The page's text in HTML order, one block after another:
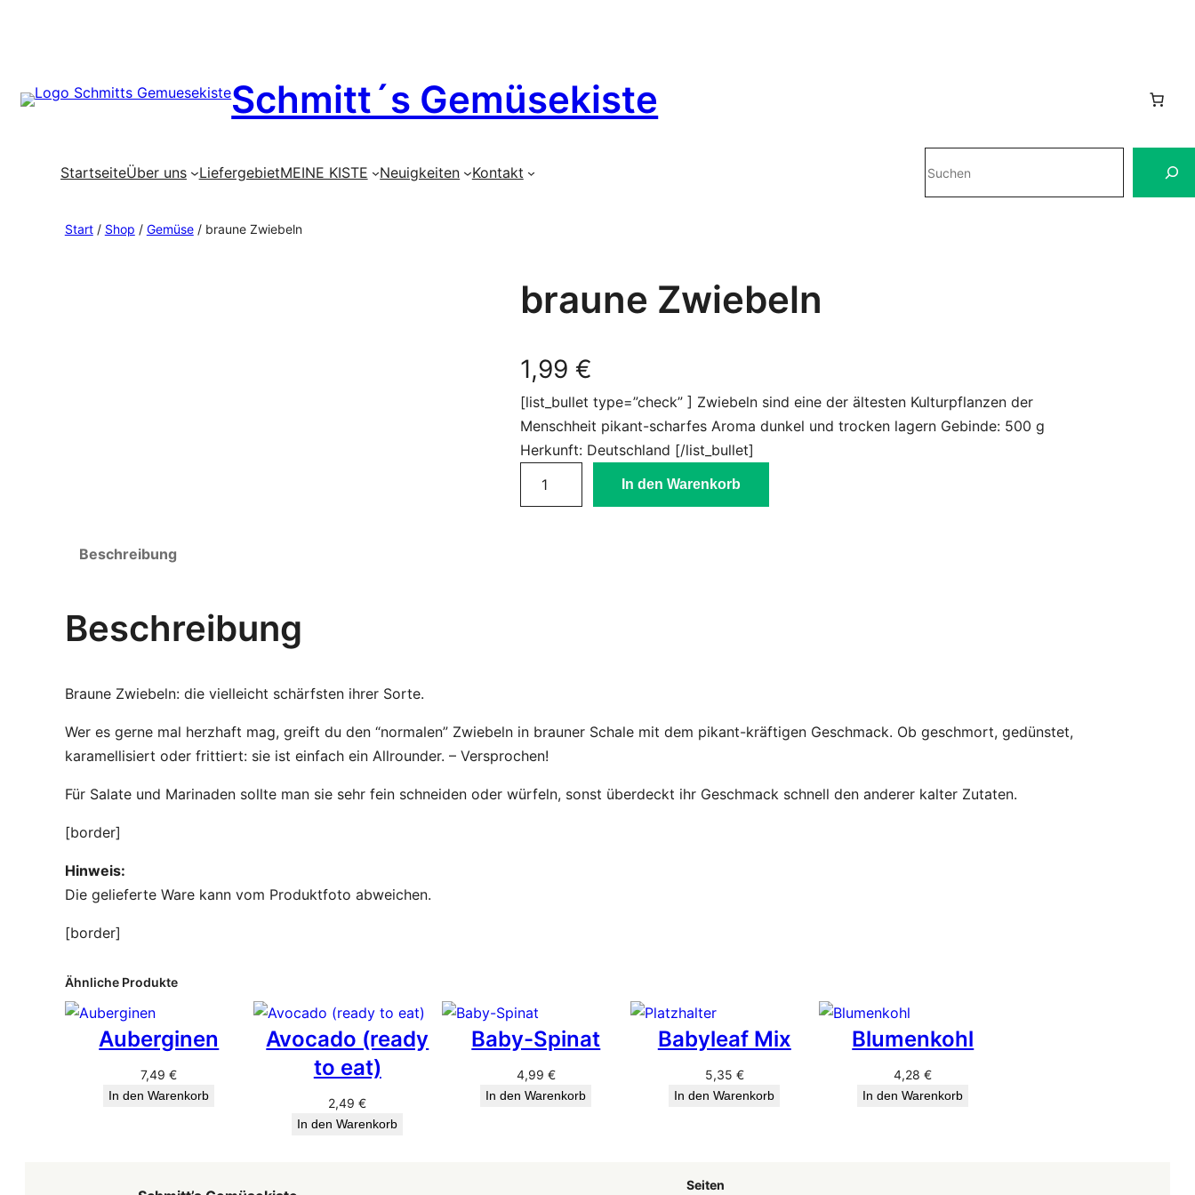
Inhalt
springen
Schmitt´s Gemüsekiste
StartseiteÜber uns LiefergebietMEINE KISTE Neuigkeiten Kontakt
Start/ Shop / Gemüse/ braune Zwiebeln
braune Zwiebeln
1,99 €
[list_bullet type=”check” ] Zwiebeln sind eine der ältesten Kulturpflanzen der
Menschheit pikant-scharfes Aroma dunkel und trocken lagern Gebinde: 500 g
Herkunft: Deutschland [/list_bullet]
e
l
n
In den Warenkorb
Beschreibung
Beschreibung
Braune Zwiebeln: die vielleicht schärfsten ihrer Sorte.
Wer es gerne mal herzhaft mag, greift du den “normalen” Zwiebeln in brauner Schale mit dem pikant-kräftigen Geschmack. Ob geschmort, gedünstet,
karamellisiert oder frittiert: sie ist einfach ein Allrounder. – Versprochen!
Für Salate und Marinaden sollte man sie sehr fein schneiden oder würfeln, sonst überdeckt ihr Geschmack schnell den anderer kalter Zutaten.
[border]
Hinweis:
Die gelieferte Ware kann vom Produktfoto abweichen.
[border]
Ähnliche Produkte
Auberginen
7,49€
In den Warenkorb
Avocado (ready
to eat)
2,49€
In den Warenkorb
Baby-Spinat
4,99 €
In den Warenkorb
Babyleaf Mix
5,35 €
In den Warenkorb
Blumenkohl
4,28€
In den Warenkorb
Seiten